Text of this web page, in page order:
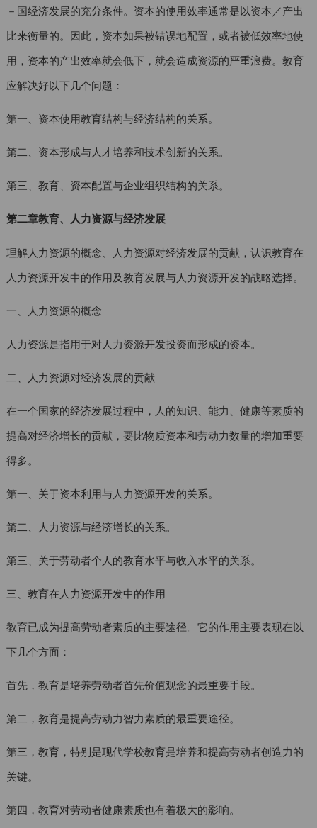
－国经济发展的充分条件。资本的使用效率通常是以资本／产出
比来衡量的。因此，资本如果被错误地配置，或者被低效率地使
用，资本的产出效率就会低下，就会造成资源的严重浪费。教育
应解决好以下几个问题：
第一、资本使用教育结构与经济结构的关系。
第二、资本形成与人才培养和技术创新的关系。
第三、教育、资本配置与企业组织结构的关系。
第二章教育、人力资源与经济发展
理解人力资源的概念、人力资源对经济发展的贡献，认识教育在
人力资源开发中的作用及教育发展与人力资源开发的战略选择。
一、人力资源的概念
人力资源是指用于对人力资源开发投资而形成的资本。
二、人力资源对经济发展的贡献
在一个国家的经济发展过程中，人的知识、能力、健康等素质的
提高对经济增长的贡献，要比物质资本和劳动力数量的增加重要
得多。
第一、关于资本利用与人力资源开发的关系。
第二、人力资源与经济增长的关系。
第三、关于劳动者个人的教育水平与收入水平的关系。
三、教育在人力资源开发中的作用
教育已成为提高劳动者素质的主要途径。它的作用主要表现在以
下几个方面：
首先，教育是培养劳动者首先价值观念的最重要手段。
第二，教育是提高劳动力智力素质的最重要途径。
第三，教育，特别是现代学校教育是培养和提高劳动者创造力的
关键。
第四，教育对劳动者健康素质也有着极大的影响。